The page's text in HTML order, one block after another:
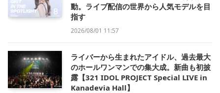
動。ライブ配信の世界から人気モデルを目
指す
2026/08/01 11:57
ライバーから生まれたアイドル、過去最大
のホールワンマンでの集大成。新曲も初披
露【321 IDOL PROJECT Special LIVE in
Kanadevia Hall】